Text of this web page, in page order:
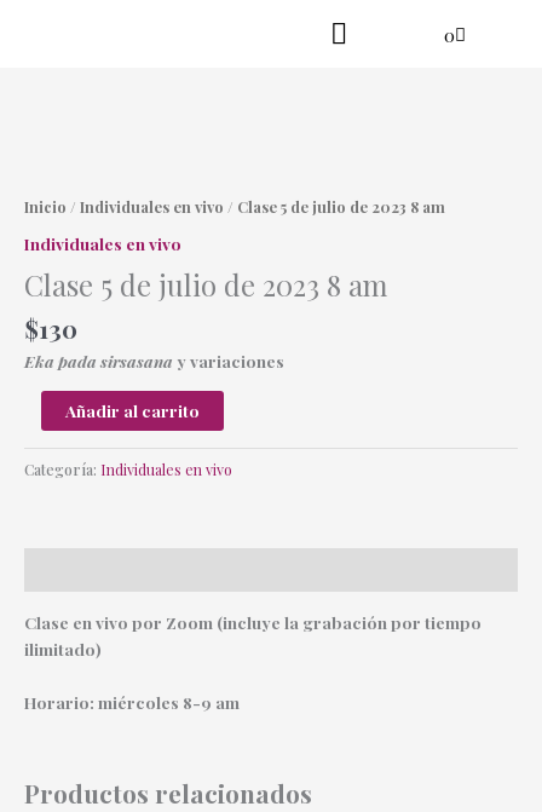
0
Cart
Inicio / Individuales en vivo / Clase 5 de julio de 2023 8 am
Individuales en vivo
Clase 5 de julio de 2023 8 am
$130
Eka pada sirsasana y variaciones
de
de
2023
am
cantidad
Añadir al carrito
Categoría: Individuales en vivo
Clase en vivo por Zoom (incluye la grabación por tiempo
ilimitado)
Horario: miércoles 8-9 am
Productos relacionados